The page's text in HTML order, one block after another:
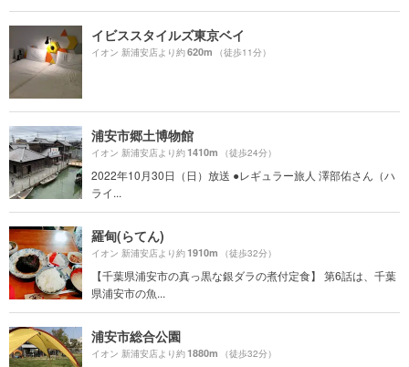
イビススタイルズ東京ベイ
イオン 新浦安店より約620m （徒歩11分）
浦安市郷土博物館
イオン 新浦安店より約1410m （徒歩24分）
2022年10月30日（日）放送 ●レギュラー旅人 澤部佑さん（ハ
ライ...
羅甸(らてん)
イオン 新浦安店より約1910m （徒歩32分）
【千葉県浦安市の真っ黒な銀ダラの煮付定食】 第6話は、千葉
県浦安市の魚...
浦安市総合公園
イオン 新浦安店より約1880m （徒歩32分）